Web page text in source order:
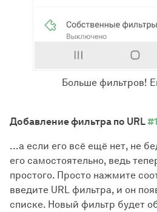
Больше фильтров!
Добавление фильтра по URL
...а если его всё ещё нет, не
его самостоятельно, ведь
простого. Просто нажмите
введите URL фильтра, и он
списке. Новый фильтр будет